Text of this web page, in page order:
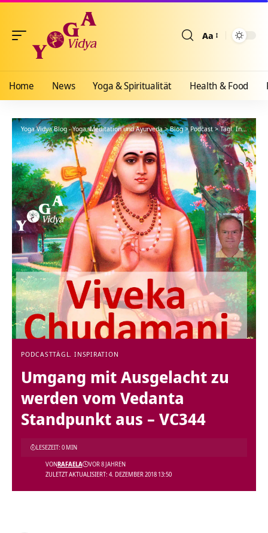
Aa
Home News Yoga & Spiritualität Health & Food
Yoga Vidya Blog - Yoga, Meditation und Ayurveda>Blog>Podcast>Tägl. Inspiration
PODCASTTÄGL. INSPIRATION
Umgang mit Ausgelacht zu
werden vom Vedanta
Standpunkt aus – VC344
ZULETZT AKTUALISIERT: 4. DEZEMBER 2018 13:50
VONRAFAELA VOR 8 JAHREN
LESEZEIT: 0 MIN